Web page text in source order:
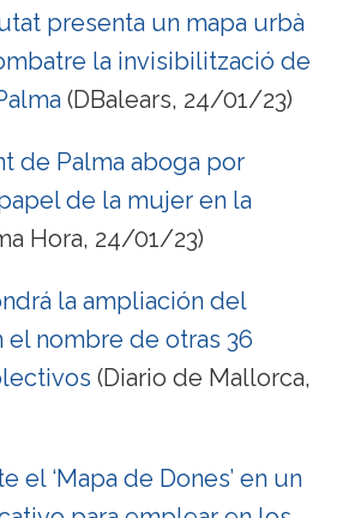
presenta un mapa urbà
la invisibilització de
(DBalears, 24/01/23)
de Palma aboga por
de la mujer en la
Hora, 24/01/23)
la ampliación del
nombre de otras 36
(Diario de Mallorca,
el ‘Mapa de Dones’ en un